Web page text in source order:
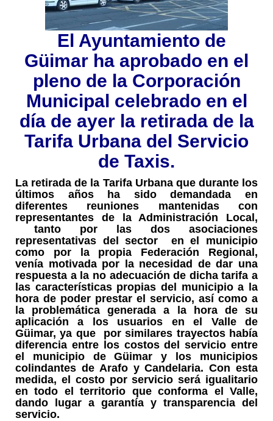
El Ayuntamiento de
Güimar ha aprobado en el
pleno de la Corporación
Municipal celebrado en el
día de ayer la retirada de la
Tarifa Urbana del Servicio
de Taxis.
La retirada de la Tarifa Urbana que durante los
últimos años ha sido demandada en
diferentes reuniones mantenidas con
representantes de la Administración Local,
tanto por las dos asociaciones
representativas del sector en el municipio
como por la propia Federación Regional,
venía motivada por la necesidad de dar una
respuesta a la no adecuación de dicha tarifa a
las características propias del municipio a la
hora de poder prestar el servicio, así como a
la problemática generada a la hora de su
aplicación a los usuarios en el Valle de
Güimar, ya que por similares trayectos había
diferencia entre los costos del servicio entre
el municipio de Güimar y los municipios
colindantes de Arafo y Candelaria. Con esta
medida, el costo por servicio será igualitario
en todo el territorio que conforma el Valle,
dando lugar a garantía y transparencia del
servicio.